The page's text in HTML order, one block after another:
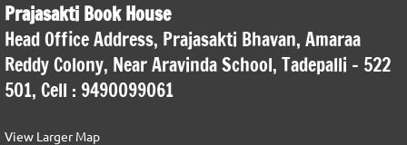
Prajasakti Book House
Head Office Address, Prajasakti Bhavan, Amaraa
Reddy Colony, Near Aravinda School, Tadepalli – 522
501, Cell : 9490099061
View Larger Map